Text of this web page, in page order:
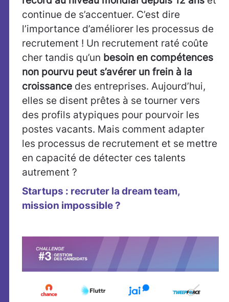
continue de s’accentuer. C’est dire
l’importance d’améliorer les processus de
recrutement ! Un recrutement raté coûte
cher tandis qu’un besoin en compétences
non pourvu peut s’avérer un frein à la
croissance des entreprises. Aujourd’hui,
elles se disent prêtes à se tourner vers
des profils atypiques pour pourvoir les
postes vacants. Mais comment adapter
les processus de recrutement et se mettre
en capacité de détecter ces talents
autrement ?
Startups : recruter la dream team,
mission impossible ?